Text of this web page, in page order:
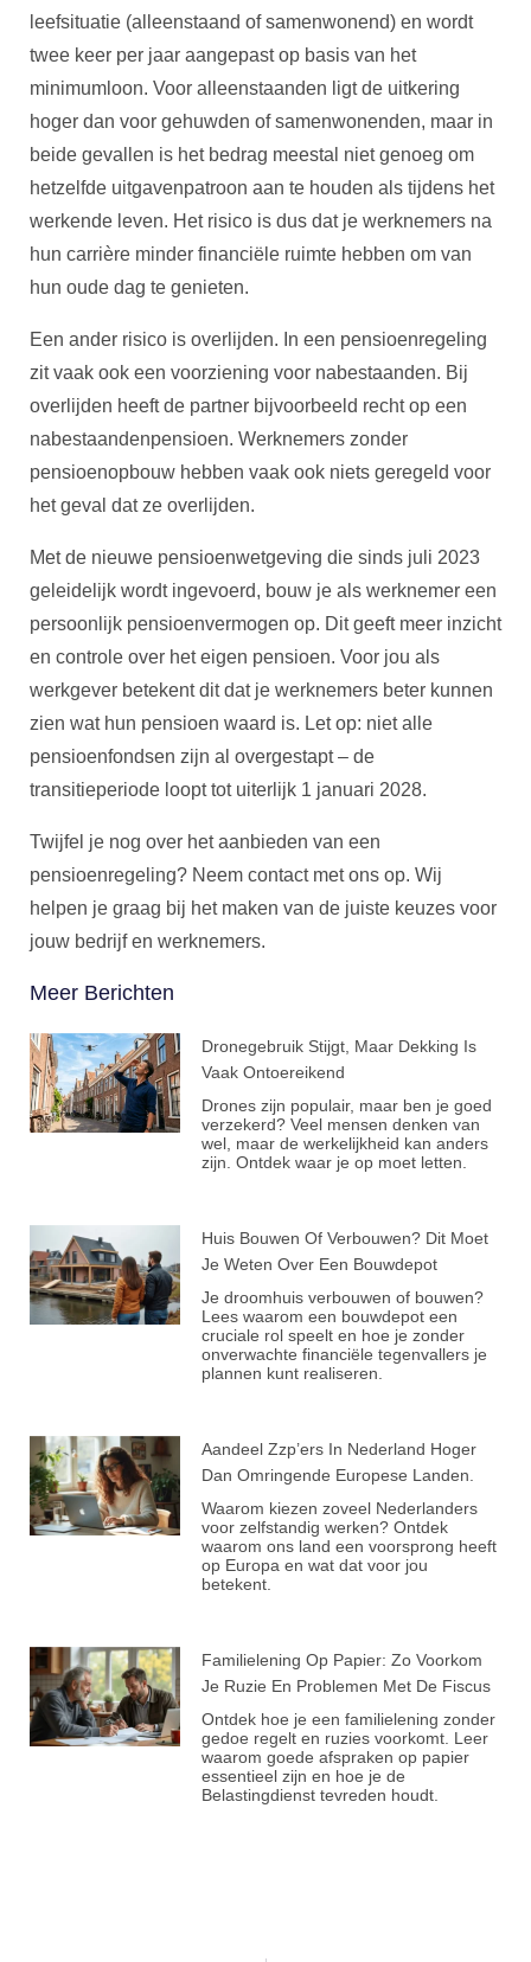
leefsituatie (alleenstaand of samenwonend) en wordt
twee keer per jaar aangepast op basis van het
minimumloon. Voor alleenstaanden ligt de uitkering
hoger dan voor gehuwden of samenwonenden, maar in
beide gevallen is het bedrag meestal niet genoeg om
hetzelfde uitgavenpatroon aan te houden als tijdens het
werkende leven. Het risico is dus dat je werknemers na
hun carrière minder financiële ruimte hebben om van
hun oude dag te genieten.
Een ander risico is overlijden. In een pensioenregeling
zit vaak ook een voorziening voor nabestaanden. Bij
overlijden heeft de partner bijvoorbeeld recht op een
nabestaandenpensioen. Werknemers zonder
pensioenopbouw hebben vaak ook niets geregeld voor
het geval dat ze overlijden.
Met de nieuwe pensioenwetgeving die sinds juli 2023
geleidelijk wordt ingevoerd, bouw je als werknemer een
persoonlijk pensioenvermogen op. Dit geeft meer inzicht
en controle over het eigen pensioen. Voor jou als
werkgever betekent dit dat je werknemers beter kunnen
zien wat hun pensioen waard is. Let op: niet alle
pensioenfondsen zijn al overgestapt – de
transitieperiode loopt tot uiterlijk 1 januari 2028.
Twijfel je nog over het aanbieden van een
pensioenregeling? Neem contact met ons op. Wij
helpen je graag bij het maken van de juiste keuzes voor
jouw bedrijf en werknemers.
Meer Berichten
Dronegebruik Stijgt, Maar Dekking Is
Vaak Ontoereikend
Drones zijn populair, maar ben je goed
verzekerd? Veel mensen denken van
wel, maar de werkelijkheid kan anders
zijn. Ontdek waar je op moet letten.
Huis Bouwen Of Verbouwen? Dit Moet
Je Weten Over Een Bouwdepot
Je droomhuis verbouwen of bouwen?
Lees waarom een bouwdepot een
cruciale rol speelt en hoe je zonder
onverwachte financiële tegenvallers je
plannen kunt realiseren.
Aandeel Zzp’ers In Nederland Hoger
Dan Omringende Europese Landen.
Waarom kiezen zoveel Nederlanders
voor zelfstandig werken? Ontdek
waarom ons land een voorsprong heeft
op Europa en wat dat voor jou
betekent.
Familielening Op Papier: Zo Voorkom
Je Ruzie En Problemen Met De Fiscus
Ontdek hoe je een familielening zonder
gedoe regelt en ruzies voorkomt. Leer
waarom goede afspraken op papier
essentieel zijn en hoe je de
Belastingdienst tevreden houdt.